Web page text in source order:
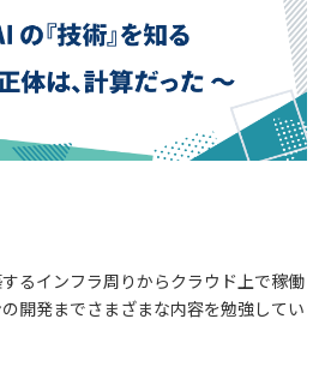
るインフラ周りからクラウド上で稼働
開発までさまざまな内容を勉強してい